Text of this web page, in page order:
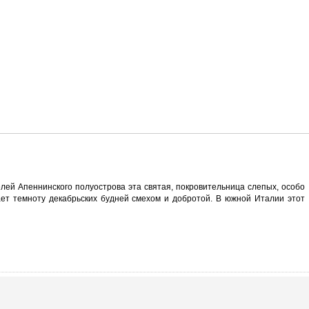
Апеннинского полуострова эта святая, покровительница слепых, особо
темноту декабрьских будней смехом и добротой. В южной Италии этот